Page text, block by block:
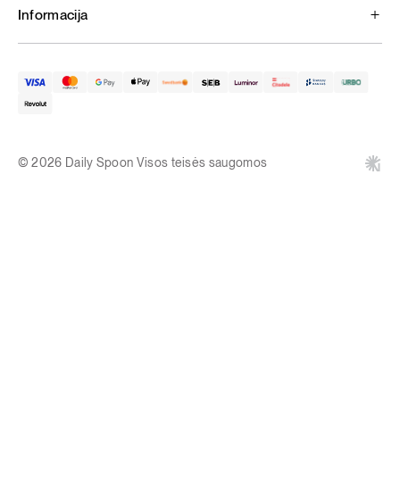
Informacija
© 2026 Daily Spoon Visos teisės saugomos